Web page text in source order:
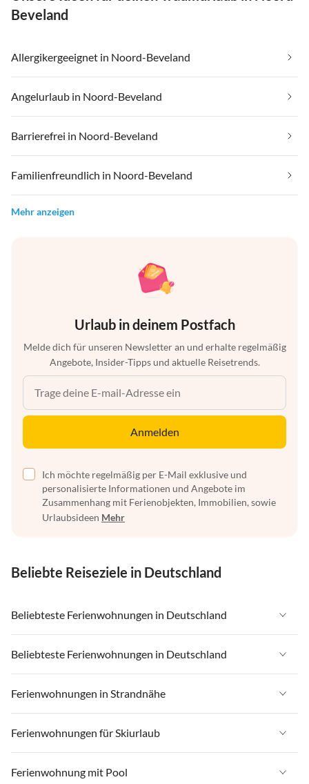
Beveland
Allergikergeeignet in Noord-Beveland
Angelurlaub in Noord-Beveland
Barrierefrei in Noord-Beveland
Familienfreundlich in Noord-Beveland
Mehr anzeigen
Urlaub in deinem Postfach
Melde dich für unseren Newsletter an und erhalte regelmäßig
Angebote, Insider-Tipps und aktuelle Reisetrends.
Anmelden
Ich möchte regelmäßig per E-Mail exklusive und
personalisierte Informationen und Angebote im
Zusammenhang mit Ferienobjekten, Immobilien, sowie
Urlaubsideen Mehr
Beliebte Reiseziele in Deutschland
Beliebteste Ferienwohnungen in Deutschland
Ferienwohnungen in Deutschland
Ferienwohnungen in Ostsee
Ferienwohnungen in Nordsee
Ferienwohnungen in Mecklenburg-Vorpommern
Ferienwohnungen in Niedersachsen
Beliebteste Ferienwohnungen in Deutschland
Ferienwohnungen in Deutschland
Ferienwohnungen in Ostsee
Ferienwohnungen in Nordsee
Ferienwohnungen in Strandnähe
Ferienwohnungen in Strandnähe in Deutschland
Ferienwohnungen in Strandnähe in Ostsee
Ferienwohnungen in Strandnähe in Nordsee
Ferienwohnungen für Skiurlaub
Ferienwohnungen für Skiurlaub in Deutschland
Ferienwohnung mit Pool